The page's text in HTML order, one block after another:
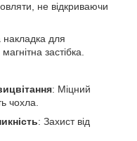
не відкриваючи
накладка для
застібка.
: Міцний
чохла.
: Захист від